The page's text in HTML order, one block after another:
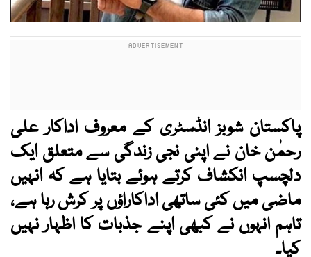
پاکستان شوبز انڈسٹری کے معروف اداکار علی
رحمٰن خان نے اپنی نجی زندگی سے متعلق ایک
دلچسپ انکشاف کرتے ہوئے بتایا ہے کہ انہیں
ماضی میں کئی ساتھی اداکاراؤں پر کرش رہا ہے،
تاہم انہوں نے کبھی اپنے جذبات کا اظہار نہیں
کیا۔